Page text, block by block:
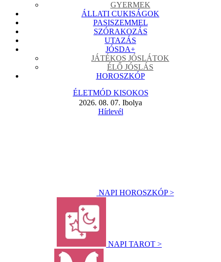
GYERMEK
ÁLLATI CUKISÁGOK
PASISZEMMEL
SZÓRAKOZÁS
UTAZÁS
JÓSDA+
JÁTÉKOS JÓSLÁTOK
ÉLŐ JÓSLÁS
HOROSZKÓP
ÉLETMÓD KISOKOS
2026. 08. 07. Ibolya
Hírlevél
NAPI HOROSZKÓP >
NAPI TAROT >